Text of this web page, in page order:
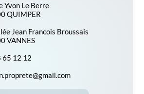
Yvon Le Berre
QUIMPER
Jean Francois Broussais
VANNES
65 12 12